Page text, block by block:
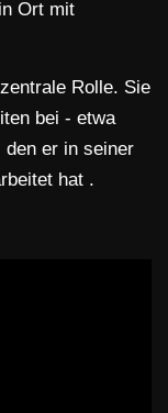
Ort mit
Rolle. Sie
bei - etwa
er in seiner
hat .